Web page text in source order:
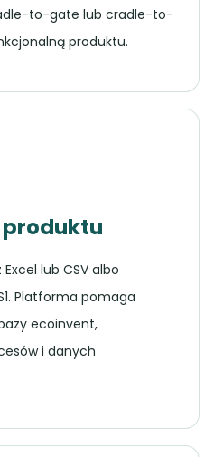
to-gate lub cradle-to-
produktu.
lub CSV albo
Platforma pomaga
ecoinvent,
i danych